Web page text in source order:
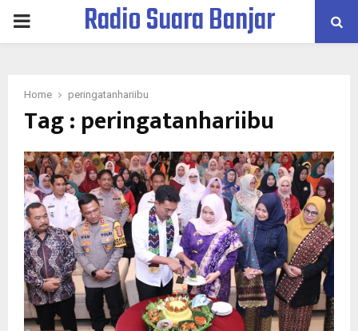
PRIMARYRadio Suara Banjar
Home peringatanhariibu
Tag : peringatanhariibu